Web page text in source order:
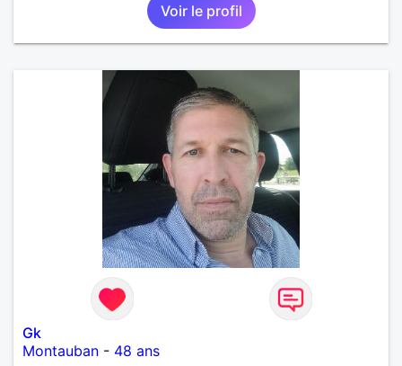
Voir le profil
Gk
Montauban - 48 ans